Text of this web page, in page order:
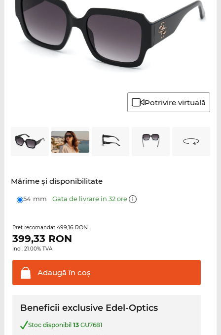
Potrivire virtuală
Mărime şi disponibilitate
54 mm Gata de livrare în 32 ore
Preţ recomandat 499,16 RON
399,33 RON
incl. 21.00% TVA
Adaugă în coş
Beneficii exclusive Edel-Optics
Stoc disponibil 13GU7681